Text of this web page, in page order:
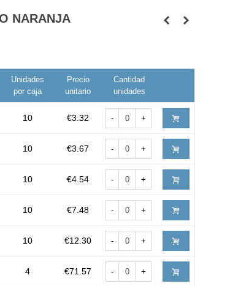
NARANJA
Unidades
por caja
Precio
unitario
Cantidad
unidades
10 €3.32 - +
10 €3.67 - +
10 €4.54 - +
10 €7.48 - +
10 €12.30 - +
4 €71.57 - +